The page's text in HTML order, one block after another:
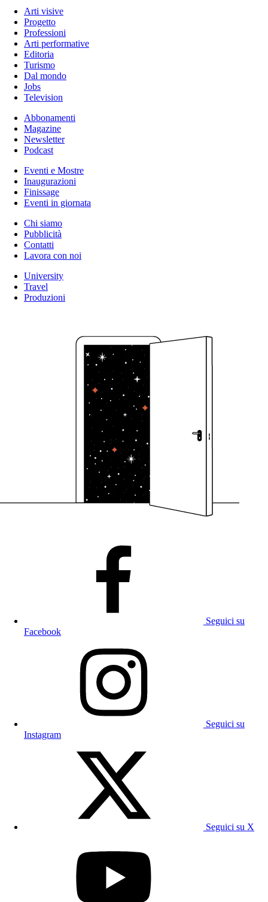
Arti visive
Progetto
Professioni
Arti performative
Editoria
Turismo
Dal mondo
Jobs
Television
Abbonamenti
Magazine
Newsletter
Podcast
Eventi e Mostre
Inaugurazioni
Finissage
Eventi in giornata
Chi siamo
Pubblicità
Contatti
Lavora con noi
University
Travel
Produzioni
Seguici su
Facebook
Seguici su
Instagram
Seguici su X